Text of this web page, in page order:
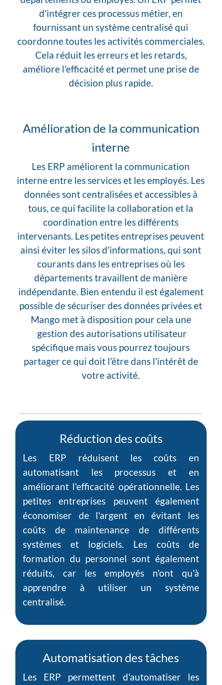
d'intégrer ces processus métier, en
fournissant un système centralisé qui
coordonne toutes les activités commerciales.
Cela réduit les erreurs et les retards,
améliore l'efficacité et permet une prise de
décision plus rapide.
Amélioration de la communication
interne
Les ERP améliorent la communication
interne entre les services et les employés. Les
données sont centralisées et accessibles à
tous, ce qui facilite la collaboration et la
coordination entre les différents
intervenants. Les petites entreprises peuvent
ainsi éviter les silos d'informations, qui sont
courants dans les entreprises où les
départements travaillent de manière
indépendante. Bien entendu il est également
possible de sécuriser des données privées et
Mango met à disposition pour cela une
gestion des autorisations utilisateur
spécifique mais vous pourrez toujours
partager ce qui doit l'être dans l'intérêt de
votre activité.
Réduction des coûts
Les ERP réduisent les coûts en
automatisant les processus et en
améliorant l'efficacité opérationnelle. Les
petites entreprises peuvent également
économiser de l'argent en évitant les
coûts de maintenance de différents
systèmes et logiciels. Les coûts de
formation du personnel sont également
réduits, car les employés n'ont qu'à
apprendre à utiliser un système
centralisé.
Automatisation des tâches
Les ERP permettent d'automatiser les